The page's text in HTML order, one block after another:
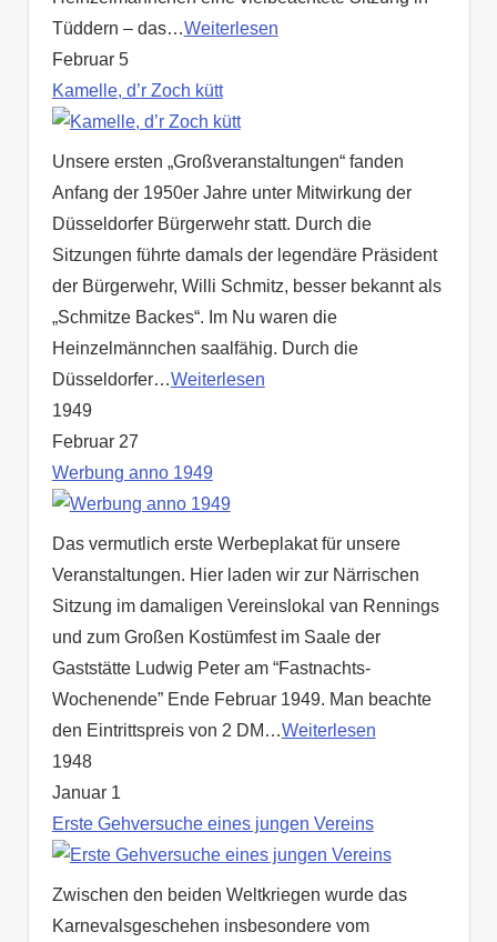
Tüddern – das…Weiterlesen
Februar 5
Kamelle, d’r Zoch kütt
Unsere ersten „Großveranstaltungen“ fanden
Anfang der 1950er Jahre unter Mitwirkung der
Düsseldorfer Bürgerwehr statt. Durch die
Sitzungen führte damals der legendäre Präsident
der Bürgerwehr, Willi Schmitz, besser bekannt als
„Schmitze Backes“. Im Nu waren die
Heinzelmännchen saalfähig. Durch die
Düsseldorfer…Weiterlesen
1949
Februar 27
Werbung anno 1949
Das vermutlich erste Werbeplakat für unsere
Veranstaltungen. Hier laden wir zur Närrischen
Sitzung im damaligen Vereinslokal van Rennings
und zum Großen Kostümfest im Saale der
Gaststätte Ludwig Peter am “Fastnachts-
Wochenende” Ende Februar 1949. Man beachte
den Eintrittspreis von 2 DM…Weiterlesen
1948
Januar 1
Erste Gehversuche eines jungen Vereins
Zwischen den beiden Weltkriegen wurde das
Karnevalsgeschehen insbesondere vom